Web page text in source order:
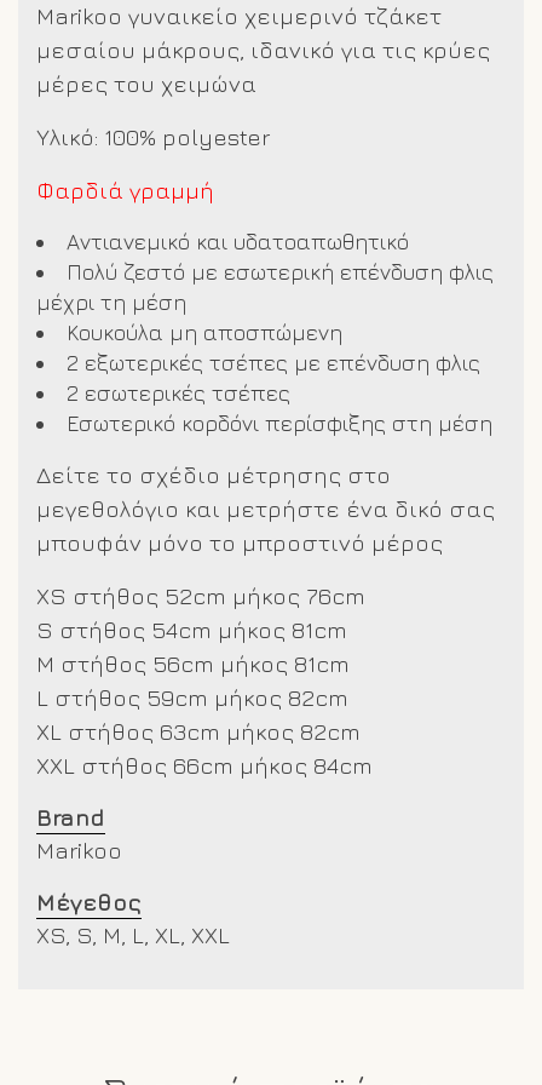
Marikoo γυναικείο χειμερινό τζάκετ
μεσαίου μάκρους, ιδανικό για τις κρύες
μέρες του χειμώνα
Υλικό: 100% polyester
Φαρδιά γραμμή
Αντιανεμικό και υδατοαπωθητικό
Πολύ ζεστό με εσωτερική επένδυση φλις
μέχρι τη μέση
Κουκούλα μη αποσπώμενη
2 εξωτερικές τσέπες με επένδυση φλις
2 εσωτερικές τσέπες
Εσωτερικό κορδόνι περίσφιξης στη μέση
Δείτε το σχέδιο μέτρησης στο
μεγεθολόγιο και μετρήστε ένα δικό σας
μπουφάν μόνο το μπροστινό μέρος
XS στήθος 52cm μήκος 76cm
S στήθος 54cm μήκος 81cm
M στήθος 56cm μήκος 81cm
L στήθος 59cm μήκος 82cm
XL στήθος 63cm μήκος 82cm
XXL στήθος 66cm μήκος 84cm
Brand
Marikoo
Μέγεθος
XS, S, M, L, XL, XXL